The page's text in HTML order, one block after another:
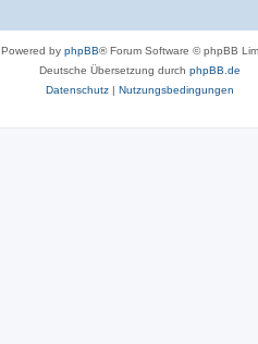
Powered by phpBB® Forum Software © phpBB
Deutsche Übersetzung durch phpBB.de
Datenschutz| Nutzungsbedingungen